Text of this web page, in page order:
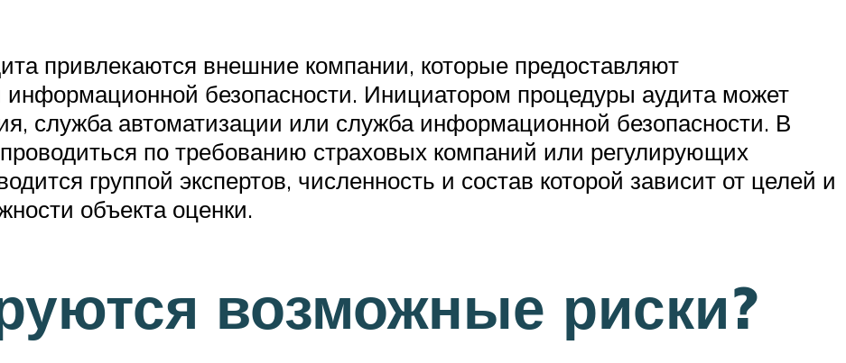
привлекаются внешние компании, которые предоставляют
информационной безопасности. Инициатором процедуры аудита может
служба автоматизации или служба информационной безопасности. В
по требованию страховых компаний или регулирующих
группой экспертов, численность и состав которой зависит от целей и
объекта оценки.
возможные риски?